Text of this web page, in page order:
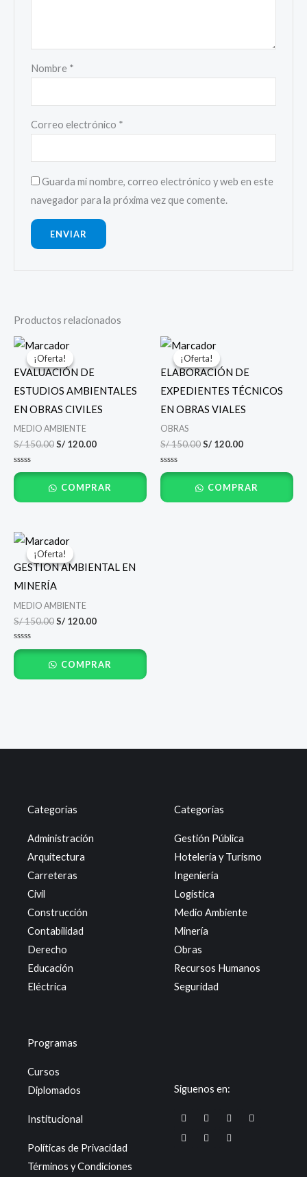
Nombre *
Correo electrónico *
Guarda mi nombre, correo electrónico y web en este
navegador para la próxima vez que comente.
Productos relacionados
¡Oferta!
¡Oferta!
EVALUACIÓN DE
ESTUDIOS AMBIENTALES
EN OBRAS CIVILES
MEDIO AMBIENTE
S/150.00
El
precio
original
era:
S/ 150.00.
S/ 120.00
S/ 120.00.
Valorado
con
de
5
COMPRAR
¡Oferta!
¡Oferta!
ELABORACIÓN DE
EXPEDIENTES TÉCNICOS
EN OBRAS VIALES
OBRAS
S/150.00
El
precio
original
era:
S/ 150.00.
S/ 120.00
es:
S/ 120.00.
Valorado
con
de
5
COMPRAR
¡Oferta!
¡Oferta!
GESTIÓN AMBIENTAL EN
MINERÍA
MEDIO AMBIENTE
S/150.00
El
precio
original
era:
S/ 120.00
es:
Valorado
con
de
5
COMPRAR
Categorías
Administración
Arquitectura
Carreteras
Civil
Construcción
Contabilidad
Derecho
Educación
Eléctrica
Categorías
Gestión Pública
Hotelería y Turismo
Ingeniería
Logística
Medio Ambiente
Minería
Obras
Recursos Humanos
Seguridad
Programas
Cursos
Diplomados
Institucional
Políticas de Privacidad
Términos y Condiciones
Siguenos en:
F
a
c
e
W
h
a
t
I
n
s
t
Y
o
X
-
t
w
T
i
k
t
L
i
n
k